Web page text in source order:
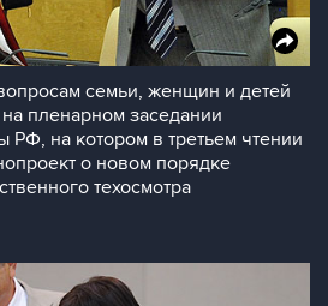
семьи, женщин и детей
пленарном заседании
РФ, на котором в третьем чтении
о новом порядке
техосмотра